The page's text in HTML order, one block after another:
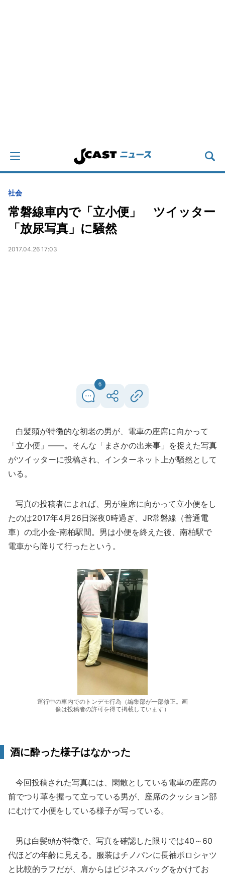
社会
常磐線車内で「立小便」 ツイッター
「放尿写真」に騒然
2017.04.26 17:03
6
白髪頭が特徴的な初老の男が、電車の座席に向かって
「立小便」――。そんな「まさかの出来事」を捉えた写真
がツイッターに投稿され、インターネット上が騒然として
いる。
写真の投稿者によれば、男が座席に向かって立小便をし
たのは2017年4月26日深夜0時過ぎ、JR常磐線（普通電
車）の北小金‐南柏駅間。男は小便を終えた後、南柏駅で
電車から降りて行ったという。
運行中の車内でのトンデモ行為（編集部が一部修正。画
像は投稿者の許可を得て掲載しています）
酒に酔った様子はなかった
今回投稿された写真には、閑散としている電車の座席の
前でつり革を握って立っている男が、座席のクッション部
にむけて小便をしている様子が写っている。
男は白髪頭が特徴で、写真を確認した限りでは40～60
代ほどの年齢に見える。服装はチノパンに長袖ポロシャツ
と比較的ラフだが、肩からはビジネスバッグをかけてお